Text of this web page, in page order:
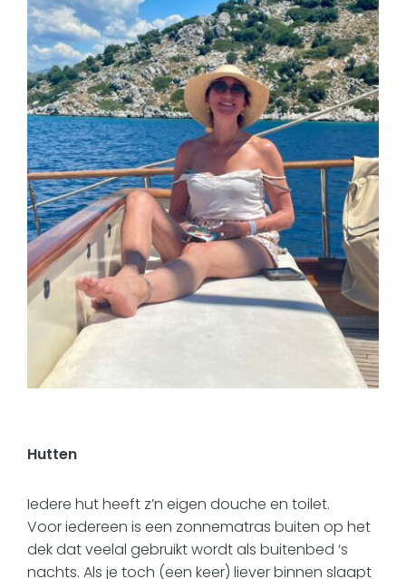
Hutten
Iedere hut heeft z’n eigen douche en toilet.
Voor iedereen is een zonnematras buiten op het
dek dat veelal gebruikt wordt als buitenbed ‘s
nachts. Als je toch (een keer) liever binnen slaapt